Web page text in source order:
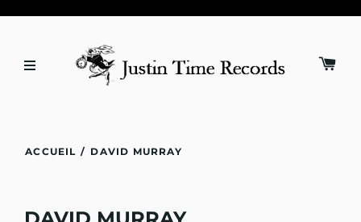
ACCUEIL / DAVID MURRAY